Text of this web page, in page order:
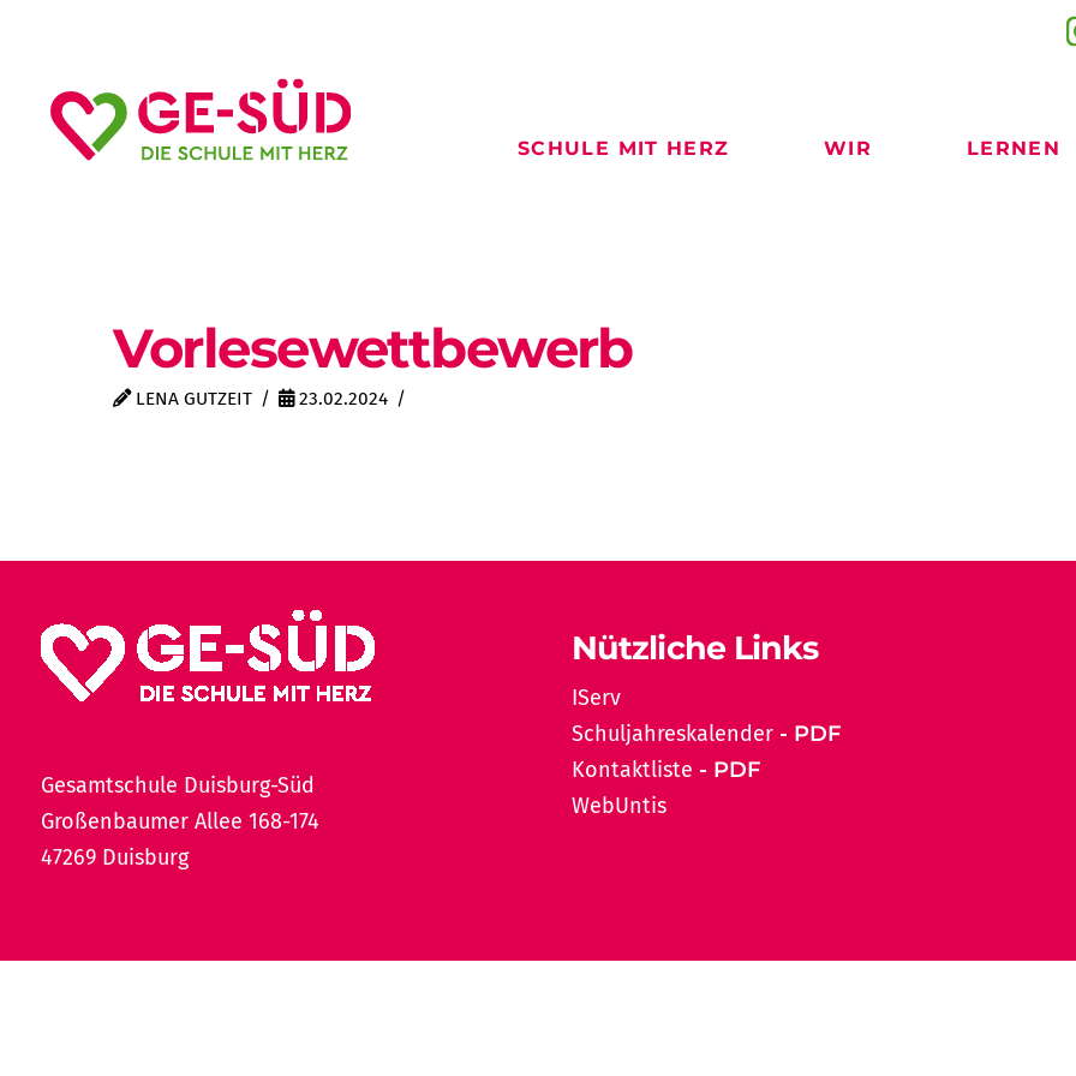
SCHULE MIT HERZ WIR LERNEN
Vorlesewettbewerb
LENA GUTZEIT 23.02.2024
Gesamtschule Duisburg-Süd
Großenbaumer Allee 168-174
47269 Duisburg
Nützliche Links
IServ
Schuljahreskalender
Kontaktliste
WebUntis